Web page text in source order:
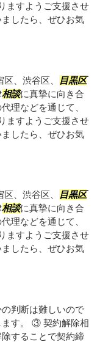
ますようご支援させ
したら、ぜひお気
、渋谷区、
目黒区
相談に真摯に向き合
理などを通じて、
ますようご支援させ
したら、ぜひお気
、渋谷区、
目黒区
相談に真摯に向き合
理などを通じて、
ますようご支援させ
したら、ぜひお気
判断は難しいので
す。 ③ 契約解除相
することで契約締